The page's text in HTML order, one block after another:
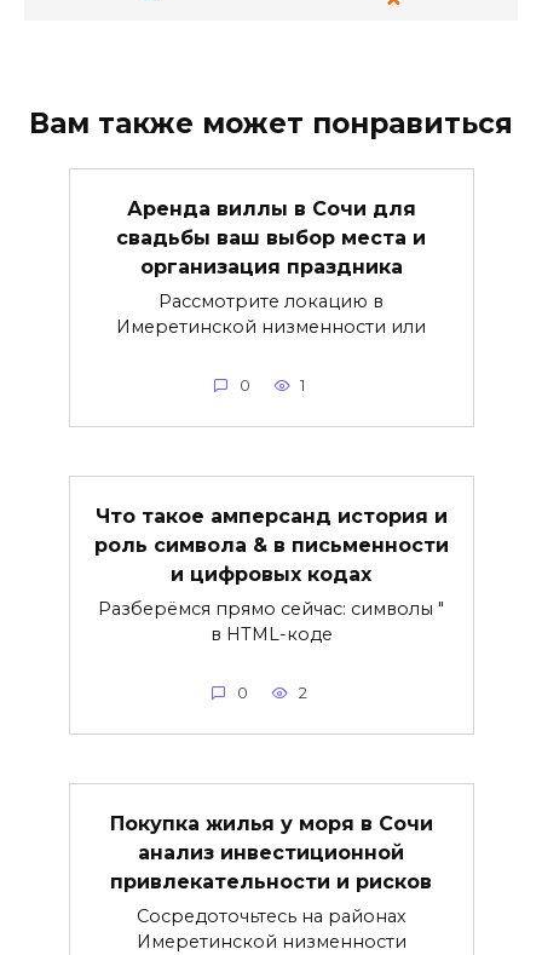
Вам также может понравиться
Аренда виллы в Сочи для
свадьбы ваш выбор места и
организация праздника
Рассмотрите локацию в
Имеретинской низменности или
0 1
Что такое амперсанд история и
роль символа & в письменности
и цифровых кодах
Разберёмся прямо сейчас: символы "
в HTML-коде
0 2
Покупка жилья у моря в Сочи
анализ инвестиционной
привлекательности и рисков
Сосредоточьтесь на районах
Имеретинской низменности